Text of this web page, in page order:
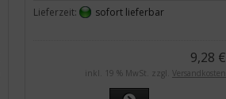
Lieferzeit:
sofort lieferbar
9,28 €
inkl. 19 % MwSt. zzgl. Versandkosten